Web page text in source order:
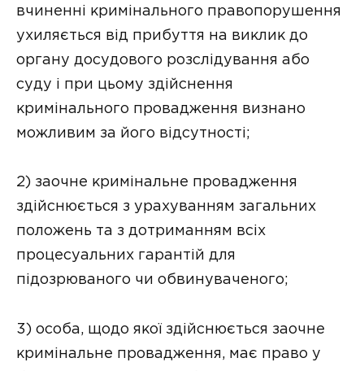
вчиненні кримінального правопорушення
ухиляється від прибуття на виклик до
органу досудового розслідування або
суду і при цьому здійснення
кримінального провадження визнано
можливим за його відсутності;
2) заочне кримінальне провадження
здійснюється з урахуванням загальних
положень та з дотриманням всіх
процесуальних гарантій для
підозрюваного чи обвинуваченого;
3) особа, щодо якої здійснюється заочне
кримінальне провадження, має право у